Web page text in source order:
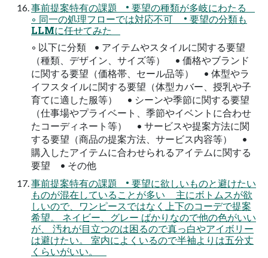
事前提案特有の課題 • 要望の種類が多岐にわたる
◦ 同一の処理フローでは対応不可 • 要望の分類も
LLMに任せてみた
◦ 以下に分類 • アイテムやスタイルに関する要望
（種類、デザイン、サイズ等） • 価格やブランド
に関する要望（価格帯、セール品等） • 体型やラ
イフスタイルに関する要望（体型カバー、授乳や子
育てに適した服等） • シーンや季節に関する要望
（仕事場やプライベート、季節やイベントに合わせ
たコーディネート等） • サービスや提案方法に関
する要望（商品の提案方法、サービス内容等） •
購入したアイテムに合わせられるアイテムに関する
要望 • その他
事前提案特有の課題 • 要望に欲しいものと避けたい
ものが混在していることが多い 主にボトムスが欲
しいので、ワンピースではなく上下のコーデで提案
希望。 ネイビー、グレー ばかりなので他の色がいい
が、 汚れが目立つのは困るので真っ白やアイボリー
は避けたい。 室内によくいるので半袖よりは五分丈
くらいがいい。